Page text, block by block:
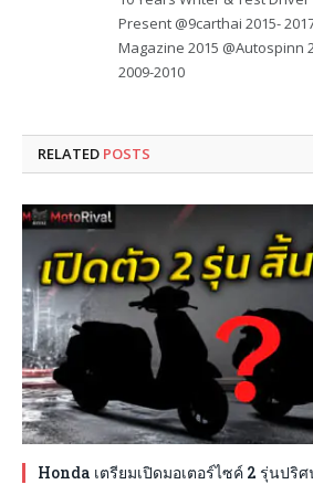
Present @9carthai 2015-
Magazine 2015 @Autospinn
2009-2010
RELATED POSTS
Honda เตรียมเปิดมอเตอร์ไซค์ 2 รุ่นปริ